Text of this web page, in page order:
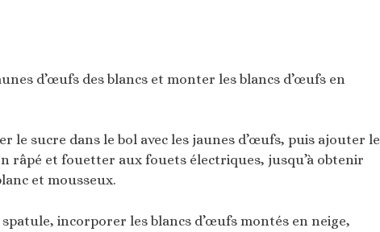
d’œufs des blancs et monter les blancs d’œufs en
le sucre dans le bol avec les jaunes d’œufs, puis ajouter le
râpé et fouetter aux fouets électriques, jusqu’à obtenir
et mousseux.
spatule, incorporer les blancs d’œufs montés en neige,